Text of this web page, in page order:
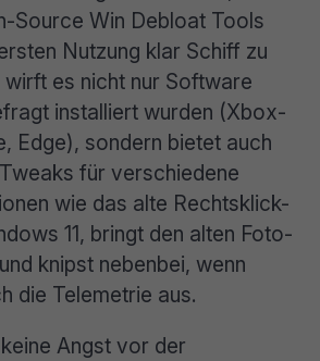
Source Win Debloat Tools
Nutzung klar Schiff zu
wirft es nicht nur Software
installiert wurden (Xbox-
Edge), sondern bietet auch
für verschiedene
wie das alte Rechtsklick-
11, bringt den alten Foto-
knipst nebenbei, wenn
die Telemetrie aus.
Angst vor der